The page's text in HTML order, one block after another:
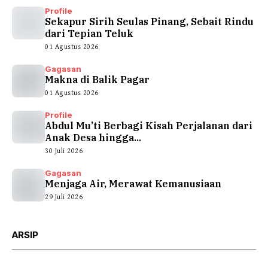
Profile
Sekapur Sirih Seulas Pinang, Sebait Rindu
dari Tepian Teluk
01 Agustus 2026
Gagasan
Makna di Balik Pagar
01 Agustus 2026
Profile
Abdul Mu’ti Berbagi Kisah Perjalanan dari
Anak Desa hingga...
30 Juli 2026
Gagasan
Menjaga Air, Merawat Kemanusiaan
29 Juli 2026
ARSIP